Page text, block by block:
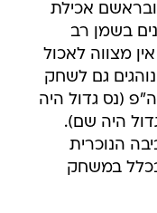
ובראשם אכילת
בשמן רב
מצווה לאכול
גם לשחק
(נס גדול היה
היה שם).
הנוכרית
במשחק